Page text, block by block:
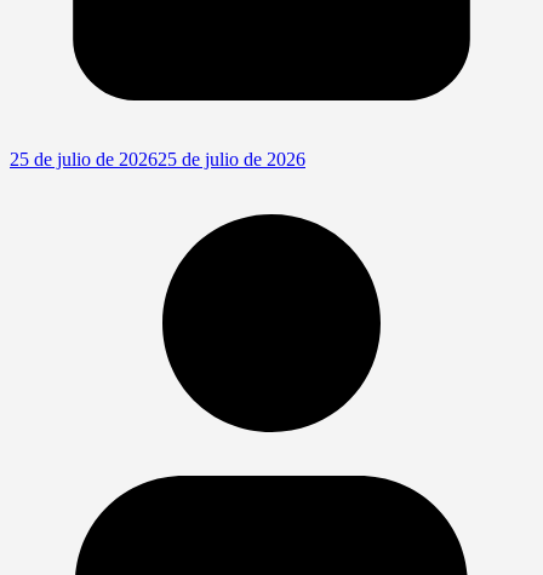
25 de julio de 202625 de julio de 2026